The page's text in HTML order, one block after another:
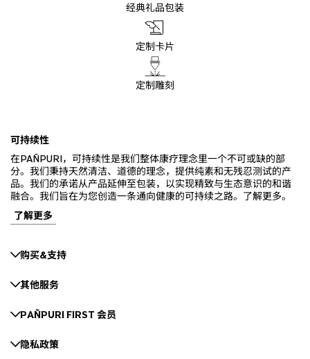
经典礼品包装
定制卡片
定制雕刻
可持续性
在PAÑPURI，可持续性是我们整体康疗理念里一个不可或缺的部
分。我们秉持天然清洁、道德的理念，提供纯素和无残忍测试的产
品。我们的承诺从产品延伸至包装，以实现精致与生态意识的和谐
融合。我们旨在为您创造一条通向健康的可持续之路。了解更多。
了解更多
购买&支持
其他服务
PAÑPURI FIRST 会员
隐私政策